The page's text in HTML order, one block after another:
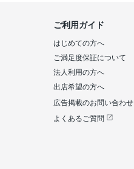
ご利用ガイド
はじめての方へ
ご満足度保証について
法人利用の方へ
出店希望の方へ
広告掲載のお問い合わせ
よくあるご質問